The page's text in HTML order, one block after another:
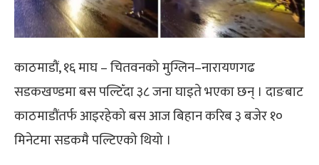
काठमाडौं, १६ माघ – चितवनको मुग्लिन–नारायणगढ
सडकखण्डमा बस पल्टिँदा ३८ जना घाइते भएका छन् । दाङबाट
काठमाडौंतर्फ आइरहेको बस आज बिहान करिब ३ बजेर १०
मिनेटमा सडकमै पल्टिएको थियो ।